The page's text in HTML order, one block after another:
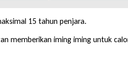
15 tahun penjara.
memberikan iming iming untuk